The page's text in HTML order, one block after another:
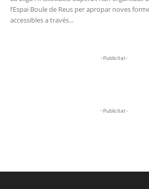
l’Espai Boule de Reus per apropar noves
accessibles a través...
-Publicitat-
-Publicitat-